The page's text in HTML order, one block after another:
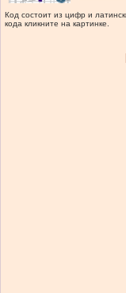
Код состоит из цифр и
кода кликните на картинке.